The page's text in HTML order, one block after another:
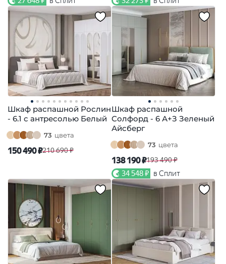
Шкаф распашной Рослин
- 6.1 с антресолью Белый
73 цвета
150 490 ₽210 690 ₽
Шкаф распашной
Солфорд - 6 А+З Зеленый
Айсберг
73 цвета
138 190 ₽193 490 ₽
34 548 ₽ в Сплит